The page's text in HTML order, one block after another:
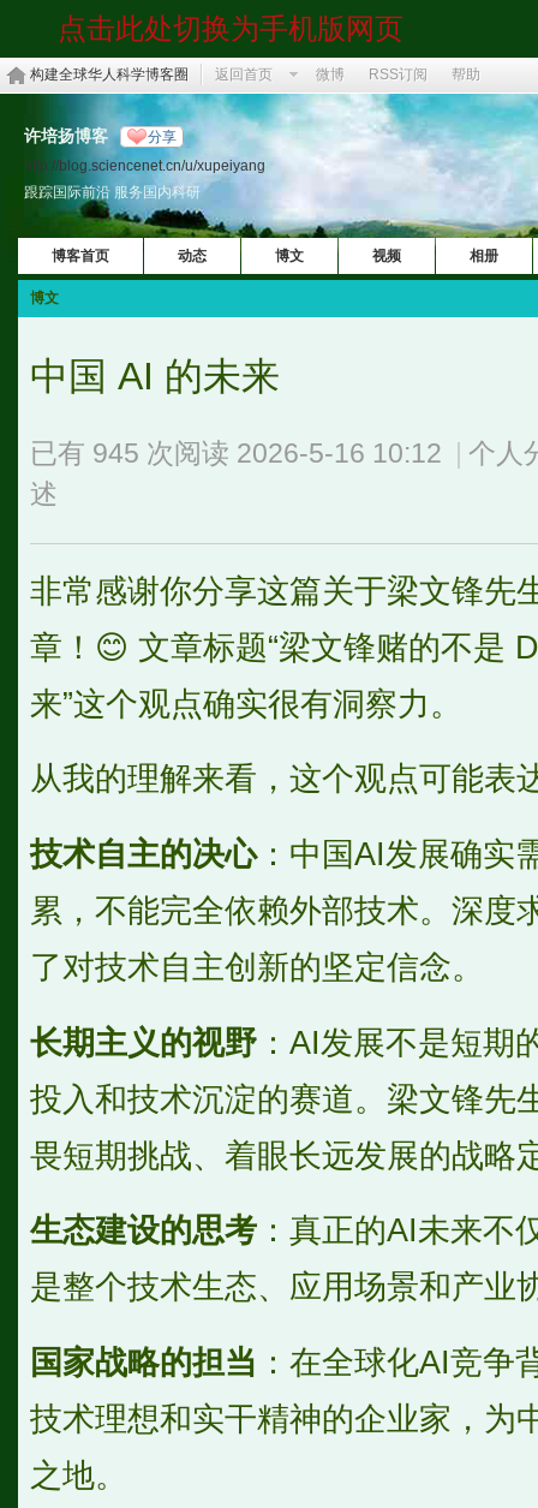
点击此处切换为手机版网页
构建全球华人科学博客圈 返回首页 微博 RSS订阅 帮助
许培扬博客 分享
http://blog.sciencenet.cn/u/xupeiyang
跟踪国际前沿 服务国内科研
博客首页 动态 博文 视频 相册
博文
中国 AI 的未来
已有 945 次阅读 2026-5-16 10:12
个人
述
非常感谢你分享这篇关于梁文锋先
章！😊 文章标题“梁文锋赌的不是
来”这个观点确实很有洞察力。
从我的理解来看，这个观点可能表
技术自主的决心：中国AI发展确实
累，不能完全依赖外部技术。深度
了对技术自主创新的坚定信念。
长期主义的视野 ：AI发展不是短期
投入和技术沉淀的赛道。梁文锋先
畏短期挑战、着眼长远发展的战略
生态建设的思考 ：真正的AI未来不
是整个技术生态、应用场景和产业
国家战略的担当 ：在全球化AI竞争
技术理想和实干精神的企业家，为
之地。